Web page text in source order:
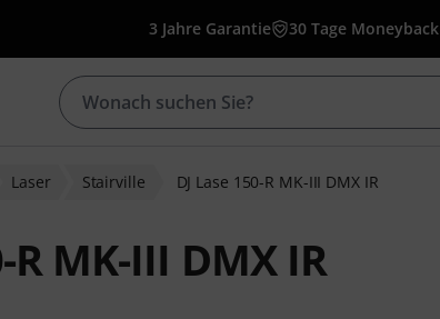
3 Jahre Garantie 30 Tage Moneyback
Laser Stairville DJ Lase 150-R MK-III DMX IR
MK-III DMX IR